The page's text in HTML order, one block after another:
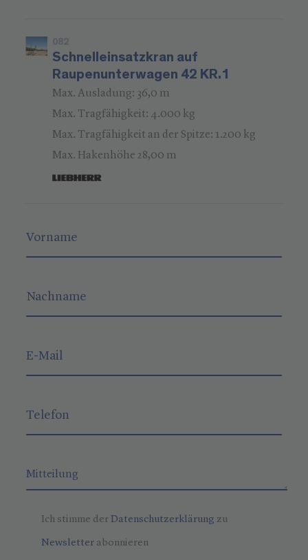
082
Schnelleinsatzkran auf
Raupenunterwagen 42 KR.1
Max. Ausladung: 36,0 m
Max. Tragfähigkeit: 4.000 kg
Max. Tragfähigkeit an der Spitze: 1.200 kg
Max. Hakenhöhe 28,00 m
Ich stimme derDatenschutzerklärung zu
Newsletter abonnieren